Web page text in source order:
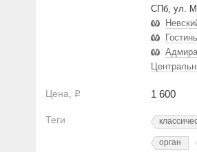
СПб, ул.
Цена, Р 1 600
Теги
орган